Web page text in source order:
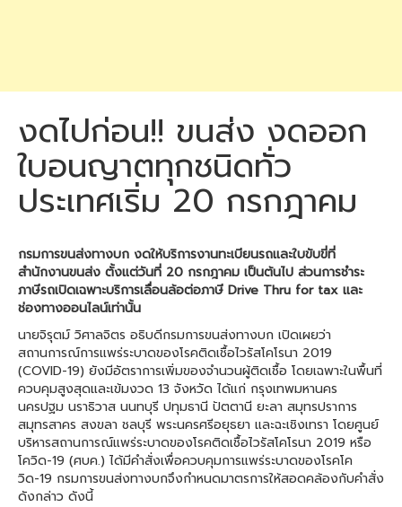
งดไปก่อน!! ขนส่ง งดออก
ใบอนญาตทุกชนิดทั่ว
ประเทศเริ่ม 20 กรกฎาคม
กรมการขนส่งทางบก งดให้บริการงานทะเบียนรถและใบขับขี่ที่
สำนักงานขนส่ง ตั้งแต่วันที่ 20 กรกฎาคม เป็นต้นไป ส่วนการชำระ
ภาษีรถเปิดเฉพาะบริการเลื่อนล้อต่อภาษี Drive Thru for tax และ
ช่องทางออนไลน์เท่านั้น
นายจิรุตม์ วิศาลจิตร อธิบดีกรมการขนส่งทางบก เปิดเผยว่า
สถานการณ์การแพร่ระบาดของโรคติดเชื้อไวรัสโคโรนา 2019
(COVID-19) ยังมีอัตราการเพิ่มของจำนวนผู้ติดเชื้อ โดยเฉพาะในพื้นที่
ควบคุมสูงสุดและเข้มงวด 13 จังหวัด ได้แก่ กรุงเทพมหานคร
นครปฐม นราธิวาส นนทบุรี ปทุมธานี ปัตตานี ยะลา สมุทรปราการ
สมุทรสาคร สงขลา ชลบุรี พระนครศรีอยุธยา และฉะเชิงเทรา โดยศูนย์
บริหารสถานการณ์แพร่ระบาดของโรคติดเชื้อไวรัสโคโรนา 2019 หรือ
โควิด-19 (ศบค.) ได้มีคำสั่งเพื่อควบคุมการแพร่ระบาดของโรคโค
วิด-19 กรมการขนส่งทางบกจึงกำหนดมาตรการให้สอดคล้องกับคำสั่ง
ดังกล่าว ดังนี้